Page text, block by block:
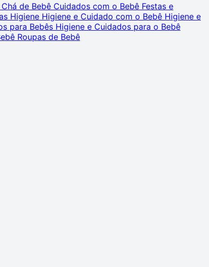
Chá de Bebê Cuidados com o Bebê Festas e
Higiene Higiene e Cuidado com o Bebê Higiene e
para Bebês Higiene e Cuidados para o Bebê
Roupas de Bebê